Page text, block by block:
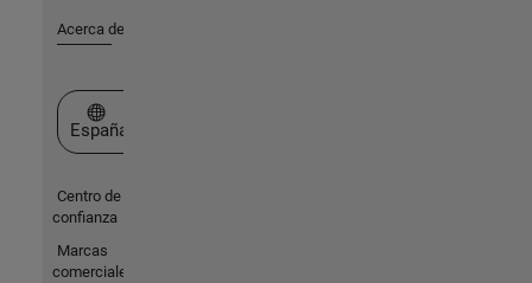
Acerca de MathWorks
Seleccione un país/idioma
España
Centro de
confianza
Marcas
comerciales